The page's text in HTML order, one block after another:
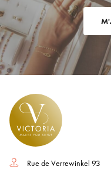
Rue de Verrewinkel 93